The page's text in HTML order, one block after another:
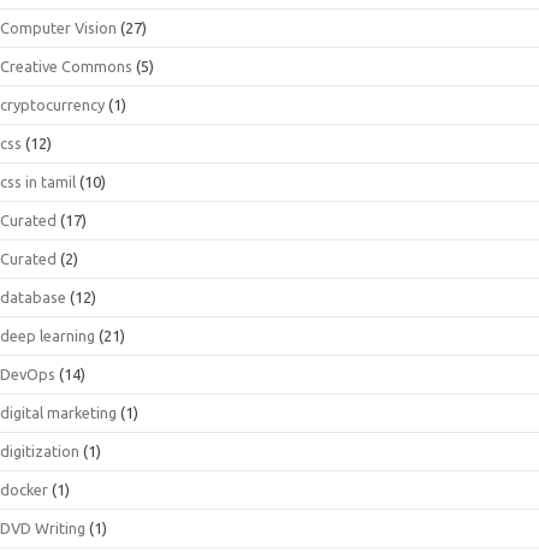
Computer Vision (27)
Creative Commons (5)
cryptocurrency (1)
css (12)
css in tamil (10)
Curated (17)
Curated (2)
database (12)
deep learning (21)
DevOps (14)
digital marketing (1)
digitization (1)
docker (1)
DVD Writing (1)